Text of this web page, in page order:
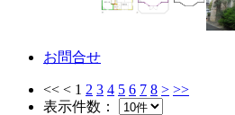
お問合せ
<< < 1 2 3 4 5 6 7 8 > >>
表示件数：